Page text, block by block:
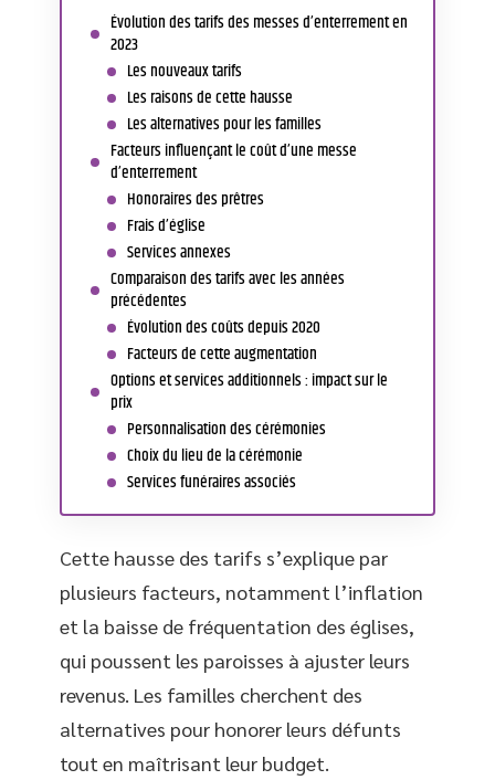
Évolution des tarifs des messes d’enterrement en
2023
Les nouveaux tarifs
Les raisons de cette hausse
Les alternatives pour les familles
Facteurs influençant le coût d’une messe
d’enterrement
Honoraires des prêtres
Frais d’église
Services annexes
Comparaison des tarifs avec les années
précédentes
Évolution des coûts depuis 2020
Facteurs de cette augmentation
Options et services additionnels : impact sur le
prix
Personnalisation des cérémonies
Choix du lieu de la cérémonie
Services funéraires associés
Cette hausse des tarifs s’explique par
plusieurs facteurs, notamment l’inflation
et la baisse de fréquentation des églises,
qui poussent les paroisses à ajuster leurs
revenus. Les familles cherchent des
alternatives pour honorer leurs défunts
tout en maîtrisant leur budget.